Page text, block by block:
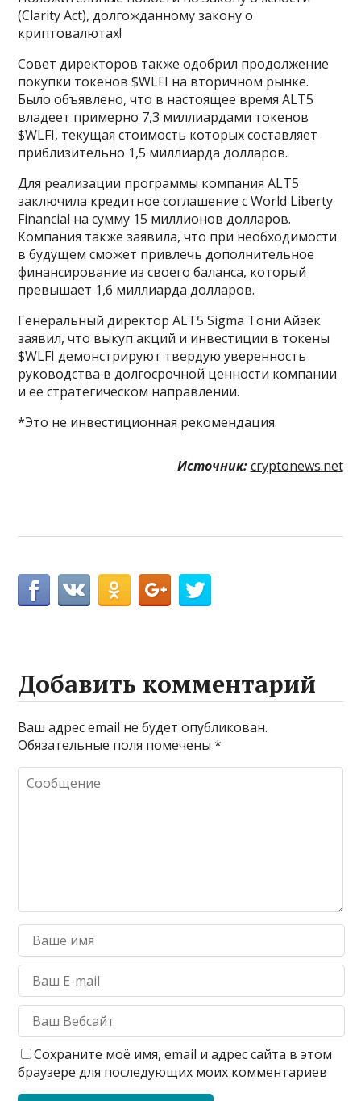
(Clarity Act), долгожданному закону о
криптовалютах!
Совет директоров также одобрил продолжение
покупки токенов $WLFI на вторичном рынке.
Было объявлено, что в настоящее время ALT5
владеет примерно 7,3 миллиардами токенов
$WLFI, текущая стоимость которых составляет
приблизительно 1,5 миллиарда долларов.
Для реализации программы компания ALT5
заключила кредитное соглашение с World Liberty
Financial на сумму 15 миллионов долларов.
Компания также заявила, что при необходимости
в будущем сможет привлечь дополнительное
финансирование из своего баланса, который
превышает 1,6 миллиарда долларов.
Генеральный директор ALT5 Sigma Тони Айзек
заявил, что выкуп акций и инвестиции в токены
$WLFI демонстрируют твердую уверенность
руководства в долгосрочной ценности компании
и ее стратегическом направлении.
*Это не инвестиционная рекомендация.
Источник: cryptonews.net
Добавить комментарий
Ваш адрес email не будет опубликован.
Обязательные поля помечены*
Сохраните моё имя, email и адрес сайта в этом
браузере для последующих моих комментариев